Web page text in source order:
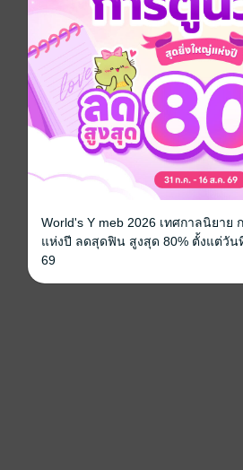
World's Y meb 2026 เทศกาลนิยาย
แห่งปี ลดสุดฟิน สูงสุด 80% ตั้งแต่วัน
69